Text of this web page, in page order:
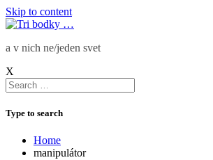
Skip to content
a v nich ne/jeden svet
X
Type to search
Home
manipulátor